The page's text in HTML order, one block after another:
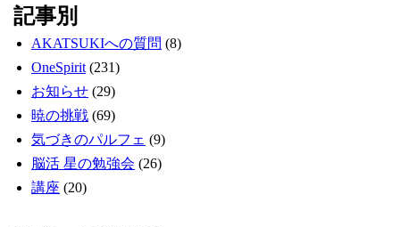
記事別
AKATSUKIへの質問 (8)
OneSpirit (231)
お知らせ (29)
暁の挑戦 (69)
気づきのパルフェ (9)
脳活 星の勉強会 (26)
講座 (20)